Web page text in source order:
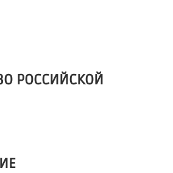
РОССИЙСКОЙ